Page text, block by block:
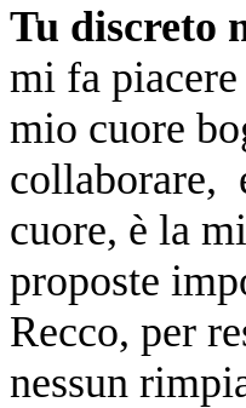
Tu discreto
mi fa
mio cuore
collaborare,
cuore, è la
proposte
Recco, per
nessun